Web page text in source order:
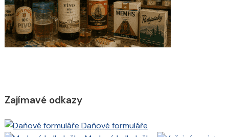
Zajímavé odkazy
Daňové formuláře